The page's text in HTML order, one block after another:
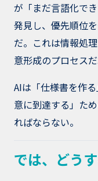
が「まだ言語化で
発見し、優先順位
だ。これは情報処
意形成のプロセスだ
AIは「仕様書を作
意に到達する」た
ればならない。
では、どう